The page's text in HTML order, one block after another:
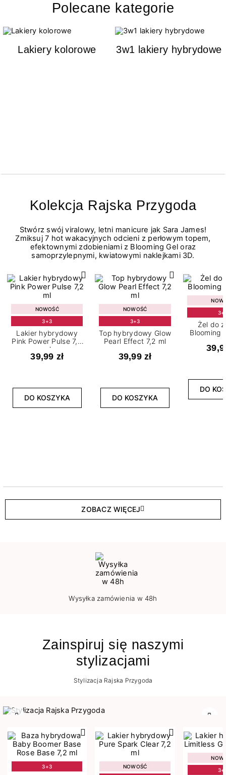
Polecane kategorie
Lakiery kolorowe 3w1 lakiery hybrydowe
Kolekcja Rajska Przygoda
Stwórz swój viralowy, letni manicure jak Sara James!
Zmiksuj 7 hot wakacyjnych odcieni z perłowym topem,
efektownymi zdobieniami z Blooming Gel oraz
samoprzylepnymi, kwiatowymi naklejkami 3D.
NOWOŚĆ
3+3
Lakier hybrydowy
Pink Power Pulse 7,2
ml
39,99 zł
DO KOSZYKA
NOWOŚĆ
3+3
Top hybrydowy Glow
Pearl Effect 7,2 ml
39,99 zł
DO KOSZYKA
Żel do
Blooming
DO
ZOBACZ WIĘCEJ
Wysyłka zamówienia w 48h
Zainspiruj się naszymi
stylizacjami
Stylizacja Rajska Przygoda
3+3
NOWOŚĆ